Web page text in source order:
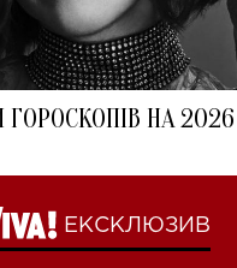
ГОРОСКОПІВ НА 2026
ЕКСКЛЮЗИВ